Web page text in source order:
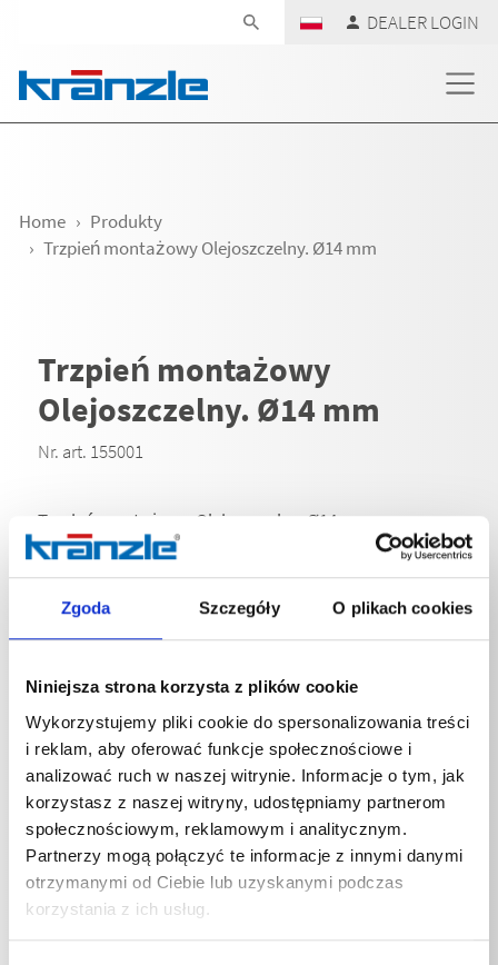
Zgoda Szczegóły O plikach cookies
Niniejsza strona korzysta z plików cookie
Wykorzystujemy pliki cookie do spersonalizowania treści
i reklam, aby oferować funkcje społecznościowe i
analizować ruch w naszej witrynie. Informacje o tym, jak
korzystasz z naszej witryny, udostępniamy partnerom
społecznościowym, reklamowym i analitycznym.
Partnerzy mogą połączyć te informacje z innymi danymi
otrzymanymi od Ciebie lub uzyskanymi podczas
korzystania z ich usług.
DEALER LOGIN
Home
Produkty
Trzpień montażowy Olejoszczelny. Ø14 mm
Trzpień montażowy
Olejoszczelny. Ø14 mm
Nr. art. 155001
Trzpień montażowy Olejoszczelny. Ø14 mm
Specyfikacje techniczne
SPECYFIKACJE TECHNICZNE